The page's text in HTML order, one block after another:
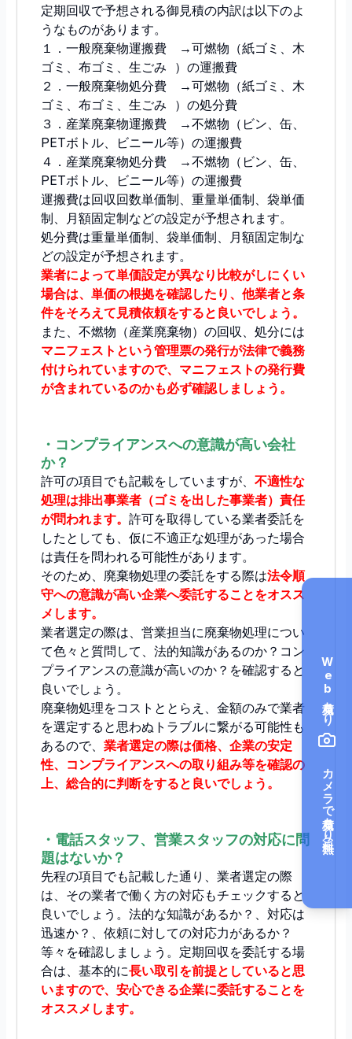
定期回収で予想される御見積の内訳は以下のよ
うなものがあります。
１．一般廃棄物運搬費 →可燃物（紙ゴミ、木
ゴミ、布ゴミ、生ごみ ）の運搬費
２．一般廃棄物処分費 →可燃物（紙ゴミ、木
ゴミ、布ゴミ、生ごみ ）の処分費
３．産業廃棄物運搬費 →不燃物（ビン、缶、
PETボトル、ビニール等）の運搬費
４．産業廃棄物処分費 →不燃物（ビン、缶、
PETボトル、ビニール等）の運搬費
運搬費は回収回数単価制、重量単価制、袋単価
制、月額固定制などの設定が予想されます。
処分費は重量単価制、袋単価制、月額固定制な
どの設定が予想されます。
業者によって単価設定が異なり比較がしにくい
場合は、単価の根拠を確認したり、他業者と条
件をそろえて見積依頼をすると良いでしょう。
また、不燃物（産業廃棄物）の回収、処分には
マニフェストという管理票の発行が法律で義務
付けられていますので、マニフェストの発行費
が含まれているのかも必ず確認しましょう。
・コンプライアンスへの意識が高い会社
か？
許可の項目でも記載をしていますが、 不適性な
処理は排出事業者（ゴミを出した事業者）責任
が問われます。 許可を取得している業者委託を
したとしても、仮に不適正な処理があった場合
は責任を問われる可能性があります。
そのため、廃棄物処理の委託をする際は法令順
守への意識が高い企業へ委託することをオスス
メします。
業者選定の際は、営業担当に廃棄物処理につい
て色々と質問して、法的知識があるのか？コン
プライアンスの意識が高いのか？を確認すると
良いでしょう。
廃棄物処理をコストととらえ、金額のみで業者
を選定すると思わぬトラブルに繋がる可能性も
あるので、 業者選定の際は価格、企業の安定
性、コンプライアンスへの取り組み等を確認の
上、総合的に判断をすると良いでしょう。
・電話スタッフ、営業スタッフの対応に問
題はないか？
先程の項目でも記載した通り、業者選定の際
は、その業者で働く方の対応もチェックすると
良いでしょう。法的な知識があるか？、対応は
迅速か？、依頼に対しての対応力があるか？
等々を確認しましょう。定期回収を委託する場
合は、基本的に長い取引を前提としていると思
いますので、安心できる企業に委託することを
オススメします。
Web見積もり
カメラで見積もり（無料）